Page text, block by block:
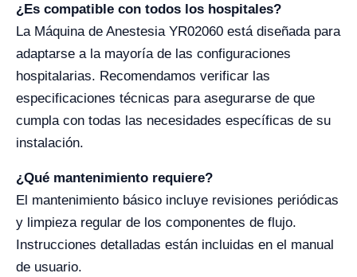
¿Es compatible con todos los hospitales?
La Máquina de Anestesia YR02060 está diseñada para
adaptarse a la mayoría de las configuraciones
hospitalarias. Recomendamos verificar las
especificaciones técnicas para asegurarse de que
cumpla con todas las necesidades específicas de su
instalación.
¿Qué mantenimiento requiere?
El mantenimiento básico incluye revisiones periódicas
y limpieza regular de los componentes de flujo.
Instrucciones detalladas están incluidas en el manual
de usuario.